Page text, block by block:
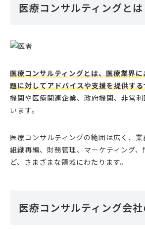
医療コンサルティングとは
医療コンサルティングとは、医療業界
題に対してアドバイスや支援を提供す
機関や医療関連企業、政府機関、非営
います。
医療コンサルティングの範囲は広く、業
組織再編、財務管理、マーケティング
ど、さまざまな領域にわたります。
医療コンサルティング会